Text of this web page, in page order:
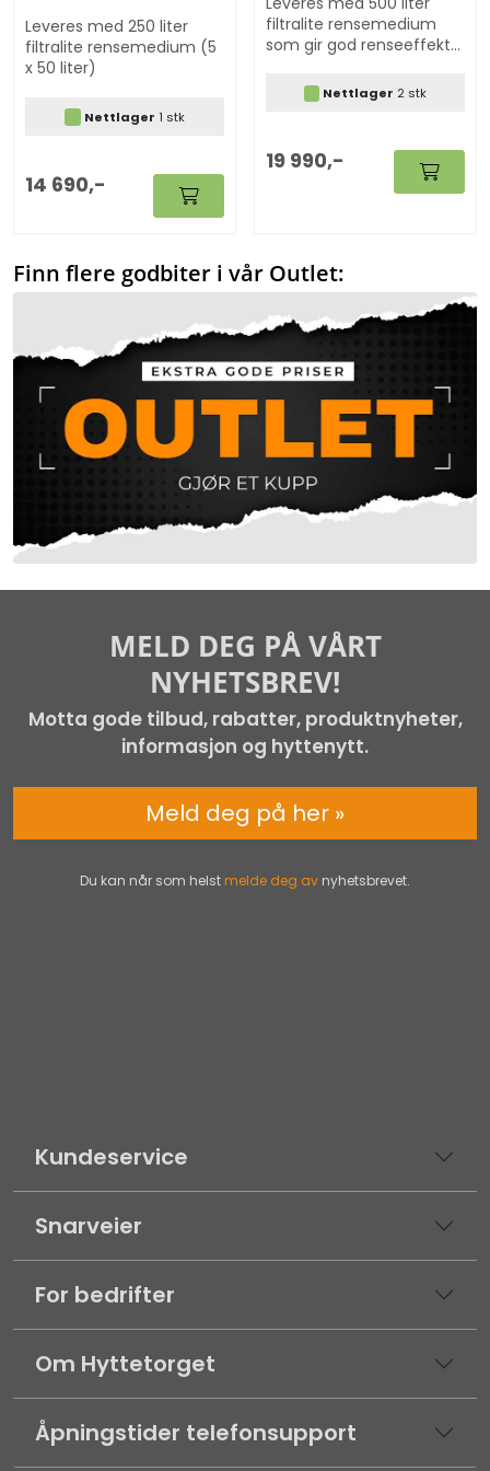
Leveres med 250 liter
filtralite rensemedium (5
x 50 liter)
Nettlager 1 stk
14 690,-
filtralite rensemedium
som gir god renseeffekt
Nettlager 2 stk
19 990,-
Finn flere godbiter i vår Outlet:
Kundeservice
Snarveier
For bedrifter
Om Hyttetorget
Åpningstider telefonsupport
MELD DEG PÅ VÅRT
NYHETSBREV!
Motta gode tilbud, rabatter, produktnyheter,
informasjon og hyttenytt.
Du kan når som helst melde deg av nyhetsbrevet.
Meld deg på her »